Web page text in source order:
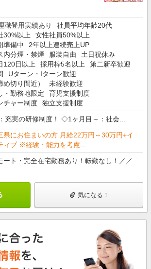
職登用実績あり
社員平均年齢20代
30%以上
女性社員50%以上
準備中
2年以上連続売上UP
内分煙・禁煙
服装自由
土日祝休み
120日以上
採用枠5名以上
第二新卒歓迎
Uターン・Iターン歓迎
め切り間近）
未経験歓迎
・勤務地限定
育児支援制度
チャー制度
独立支援制度
充実の研修制度！ ◇1ヶ月目～：社会...
県にお住まいの方 月給22万円～30万円+イ
ィブ ※経験・能力を考慮...
ート・完全在宅勤務あり！転勤なし！／／
気になる！